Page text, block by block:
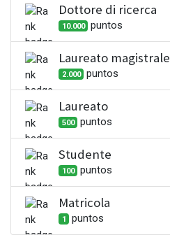
Dottore di ricerca
10.000 puntos
Laureato magistrale
2.000 puntos
Laureato
500 puntos
Studente
100 puntos
Matricola
1 puntos